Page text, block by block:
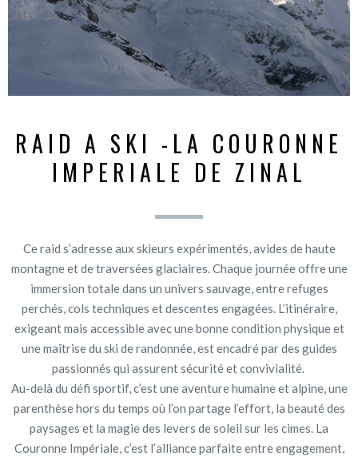
RAID A SKI -LA COURONNE
IMPERIALE DE ZINAL
Ce raid s’adresse aux skieurs expérimentés, avides de haute
montagne et de traversées glaciaires. Chaque journée offre une
immersion totale dans un univers sauvage, entre refuges
perchés, cols techniques et descentes engagées. L’itinéraire,
exigeant mais accessible avec une bonne condition physique et
une maîtrise du ski de randonnée, est encadré par des guides
passionnés qui assurent sécurité et convivialité.
Au-delà du défi sportif, c’est une aventure humaine et alpine, une
parenthèse hors du temps où l’on partage l’effort, la beauté des
paysages et la magie des levers de soleil sur les cimes. La
Couronne Impériale, c’est l’alliance parfaite entre engagement,